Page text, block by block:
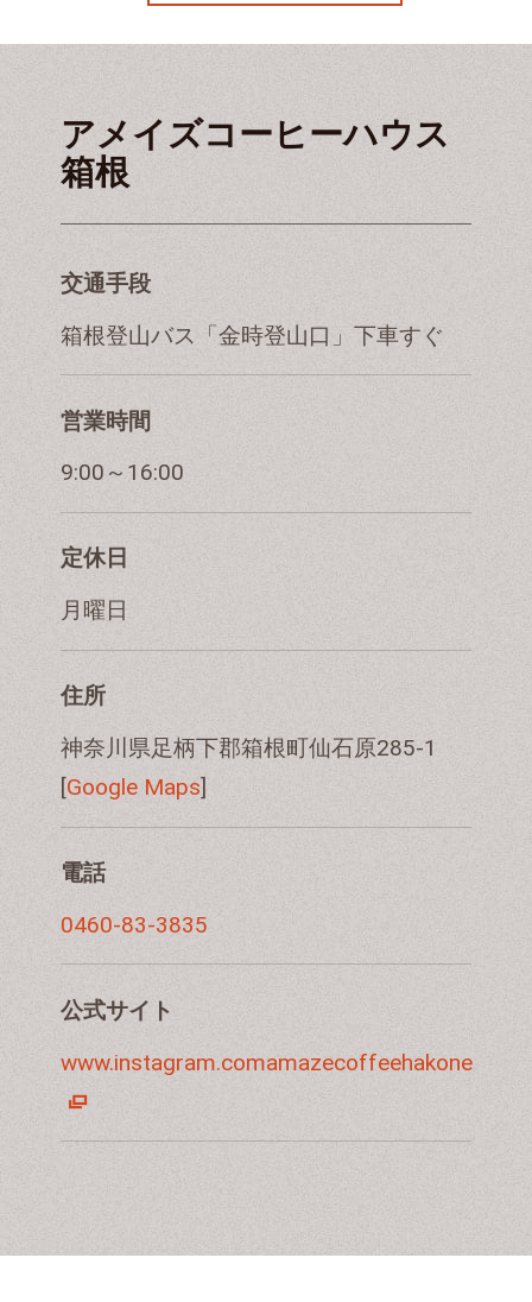
アメイズコーヒーハウス
箱根
交通手段
箱根登山バス「金時登山口」下車すぐ
営業時間
9:00～16:00
定休日
月曜日
住所
神奈川県足柄下郡箱根町仙石原285-1
[Google Maps]
電話
0460-83-3835
公式サイト
www.instagram.comamazecoffeehakone